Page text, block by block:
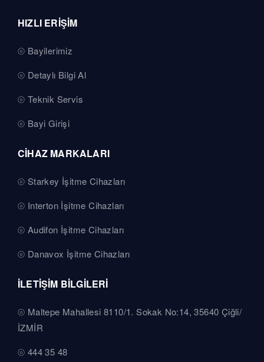
HIZLI ERİŞİM
Bayilerimiz
Detaylı Bilgi Al
Teknik Servis
Bayi Girişi
CİHAZ MARKALARI
Starkey İşitme Cihazları
Interton İşitme Cihazları
Audifon İşitme Cihazları
Danavox İşitme Cihazları
İLETİŞİM BİLGİLERİ
Maltepe Mahallesi 8110/1. Sokak No:14, 35640 Çiğli/
İZMİR
444 35 48